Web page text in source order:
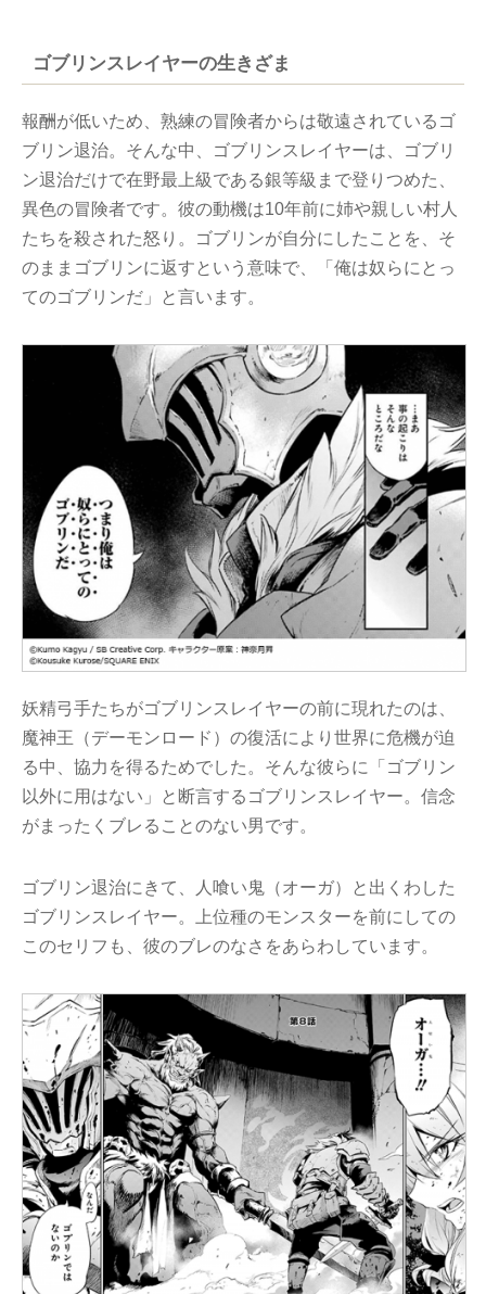
ゴブリンスレイヤーの生きざま
報酬が低いため、熟練の冒険者からは敬遠されているゴ
ブリン退治。そんな中、ゴブリンスレイヤーは、ゴブリ
ン退治だけで在野最上級である銀等級まで登りつめた、
異色の冒険者です。彼の動機は10年前に姉や親しい村人
たちを殺された怒り。ゴブリンが自分にしたことを、そ
のままゴブリンに返すという意味で、「俺は奴らにとっ
てのゴブリンだ」と言います。
妖精弓手たちがゴブリンスレイヤーの前に現れたのは、
魔神王（デーモンロード）の復活により世界に危機が迫
る中、協力を得るためでした。そんな彼らに「ゴブリン
以外に用はない」と断言するゴブリンスレイヤー。信念
がまったくブレることのない男です。
ゴブリン退治にきて、人喰い鬼（オーガ）と出くわした
ゴブリンスレイヤー。上位種のモンスターを前にしての
このセリフも、彼のブレのなさをあらわしています。